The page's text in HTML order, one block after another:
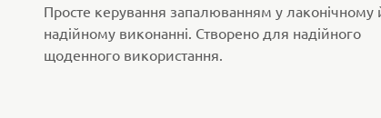
Просте керування запалюванням у лаконічному
надійному виконанні. Створено для надійного
щоденного використання.